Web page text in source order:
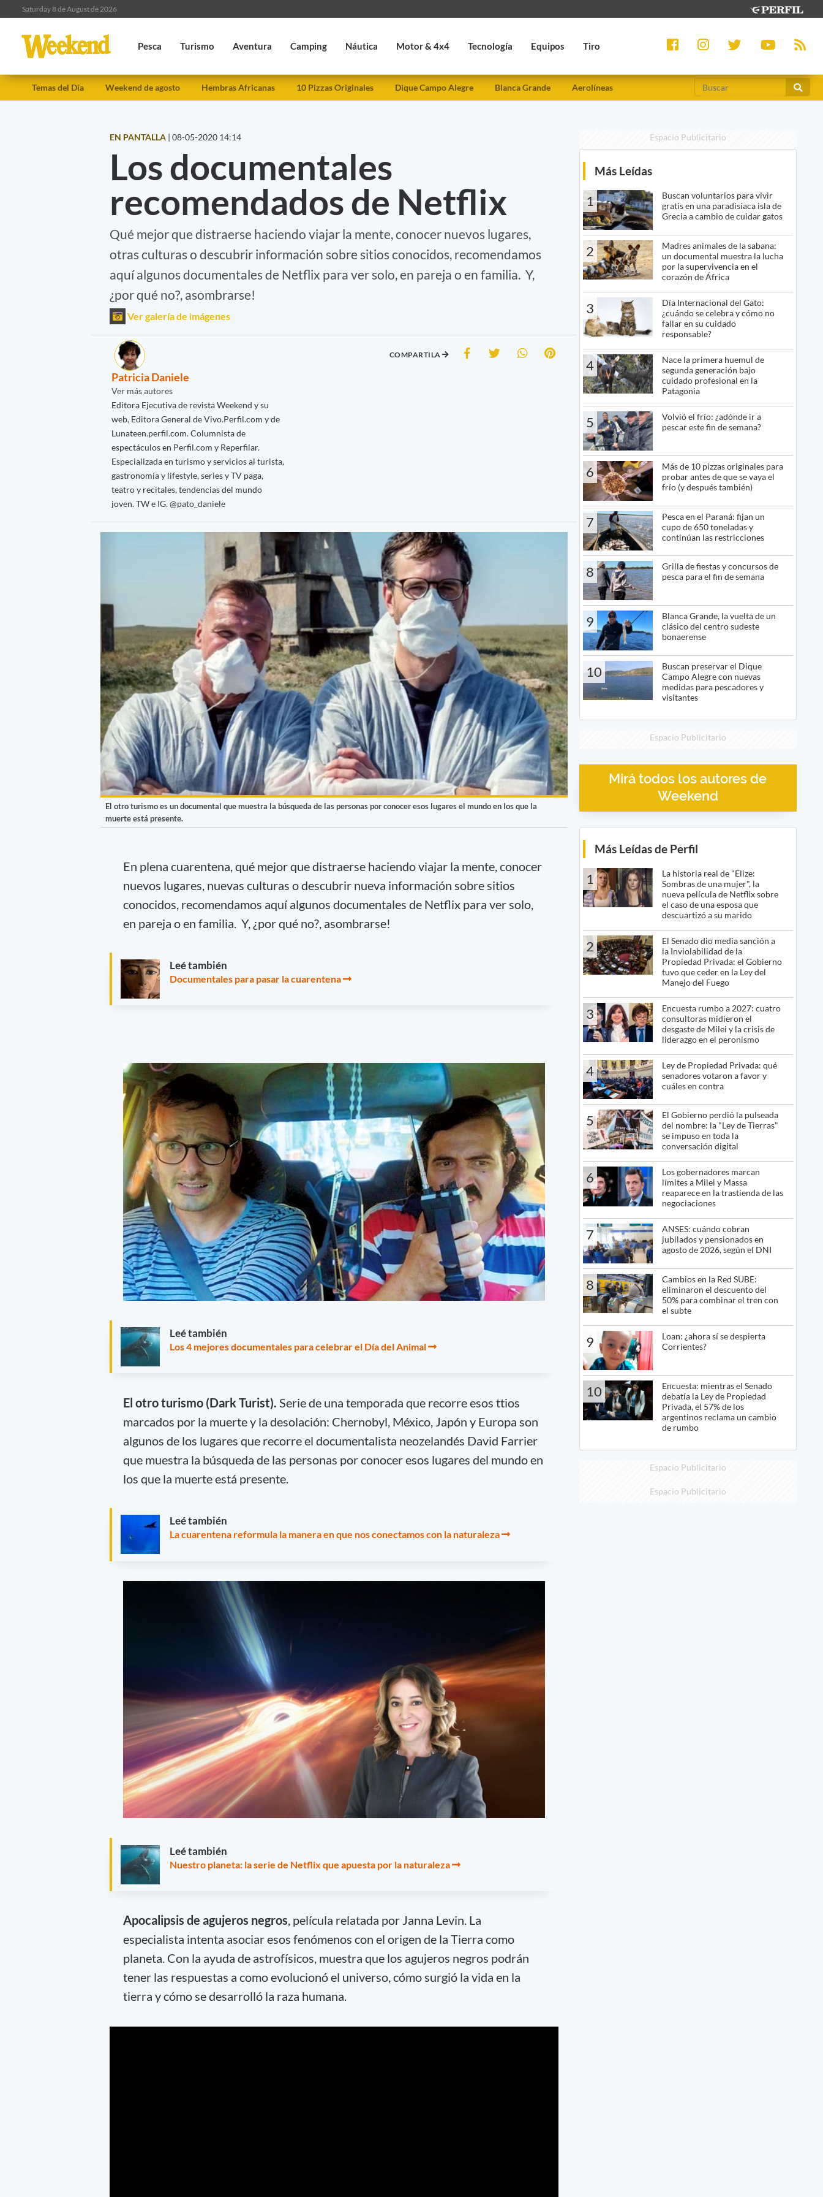
Saturday 8 de August de 2026
Pesca Turismo Aventura Camping Náutica Motor & 4x4 Tecnología Equipos Tiro
Temas del Día Weekend de agosto Hembras Africanas 10 Pizzas Originales Dique Campo Alegre Blanca Grande Aerolíneas
EN PANTALLA | 08-05-2020 14:14
Los documentales
recomendados de Netflix
Qué mejor que distraerse haciendo viajar la mente, conocer nuevos lugares,
otras culturas o descubrir información sobre sitios conocidos, recomendamos
aquí algunos documentales de Netflix para ver solo, en pareja o en familia. Y,
¿por qué no?, asombrarse!
Ver galería de imágenes
Patricia Daniele
Ver más autores
Editora Ejecutiva de revista Weekend y su
web, Editora General de Vivo.Perfil.com y de
Lunateen.perfil.com. Columnista de
espectáculos en Perfil.com y Reperfilar.
Especializada en turismo y servicios al turista,
gastronomía y lifestyle, series y TV paga,
teatro y recitales, tendencias del mundo
joven. TW e IG. @pato_daniele
COMPARTILA
El otro turismo es un documental que muestra la búsqueda de las personas por conocer esos lugares el mundo en los que la
muerte está presente.
En plena cuarentena, qué mejor que distraerse haciendo viajar la mente, conocer
nuevos lugares, nuevas culturas o descubrir nueva información sobre sitios
conocidos, recomendamos aquí algunos documentales de Netflix para ver solo,
en pareja o en familia. Y, ¿por qué no?, asombrarse!
Leé también
Documentales para pasar la cuarentena
Leé también
Los 4 mejores documentales para celebrar el Día del Animal
El otro turismo (Dark Turist). Serie de una temporada que recorre esos ttios
marcados por la muerte y la desolación: Chernobyl, México, Japón y Europa son
algunos de los lugares que recorre el documentalista neozelandés David Farrier
que muestra la búsqueda de las personas por conocer esos lugares del mundo en
los que la muerte está presente.
Leé también
La cuarentena reformula la manera en que nos conectamos con la naturaleza
Leé también
Nuestro planeta: la serie de Netflix que apuesta por la naturaleza
Apocalipsis de agujeros negros, película relatada por Janna Levin. La
especialista intenta asociar esos fenómenos con el origen de la Tierra como
planeta. Con la ayuda de astrofísicos, muestra que los agujeros negros podrán
tener las respuestas a como evolucionó el universo, cómo surgió la vida en la
tierra y cómo se desarrolló la raza humana.
Espacio Publicitario
Más Leídas
1
Buscan voluntarios para vivir
gratis en una paradisíaca isla de
Grecia a cambio de cuidar gatos
2
Madres animales de la sabana:
un documental muestra la lucha
por la supervivencia en el
corazón de África
3
Día Internacional del Gato:
¿cuándo se celebra y cómo no
fallar en su cuidado
responsable?
4
Nace la primera huemul de
segunda generación bajo
cuidado profesional en la
Patagonia
5
Volvió el frío: ¿adónde ir a
pescar este fin de semana?
6
Más de 10 pizzas originales para
probar antes de que se vaya el
frío (y después también)
7
Pesca en el Paraná: fijan un
cupo de 650 toneladas y
continúan las restricciones
8
Grilla de fiestas y concursos de
pesca para el fin de semana
9
Blanca Grande, la vuelta de un
clásico del centro sudeste
bonaerense
10
Buscan preservar el Dique
Campo Alegre con nuevas
medidas para pescadores y
visitantes
Espacio Publicitario
Mirá todos los autores de
Weekend
Más Leídas de Perfil
1
La historia real de "Elize:
Sombras de una mujer", la
nueva película de Netflix sobre
el caso de una esposa que
descuartizó a su marido
2
El Senado dio media sanción a
la Inviolabilidad de la
Propiedad Privada: el Gobierno
tuvo que ceder en la Ley del
Manejo del Fuego
3
Encuesta rumbo a 2027: cuatro
consultoras midieron el
desgaste de Milei y la crisis de
liderazgo en el peronismo
4
Ley de Propiedad Privada: qué
senadores votaron a favor y
cuáles en contra
5
El Gobierno perdió la pulseada
del nombre: la "Ley de Tierras"
se impuso en toda la
conversación digital
6
Los gobernadores marcan
límites a Milei y Massa
reaparece en la trastienda de las
negociaciones
7
ANSES: cuándo cobran
jubilados y pensionados en
agosto de 2026, según el DNI
8
Cambios en la Red SUBE:
eliminaron el descuento del
50% para combinar el tren con
el subte
9
Loan: ¿ahora sí se despierta
Corrientes?
10
Encuesta: mientras el Senado
debatía la Ley de Propiedad
Privada, el 57% de los
argentinos reclama un cambio
de rumbo
Espacio Publicitario
Espacio Publicitario